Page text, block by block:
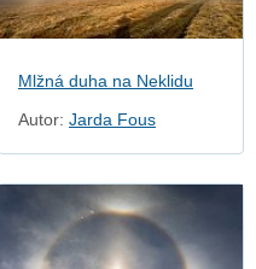
Mlžná duha na Neklidu
Autor: Jarda Fous